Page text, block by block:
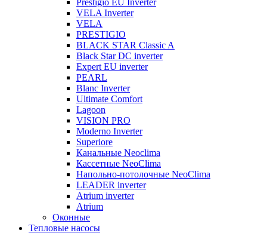
Prestigio EU Inverter
VELA Inverter
VELA
PRESTIGIO
BLACK STAR Classic A
Black Star DC inverter
Expert EU inverter
PEARL
Blanc Inverter
Ultimate Comfort
Lagoon
VISION PRO
Moderno Inverter
Superiore
Канальные Neoclima
Кассетные NeoClima
Напольно-потолочные NeoClima
LEADER inverter
Atrium inverter
Atrium
Оконные
Тепловые насосы